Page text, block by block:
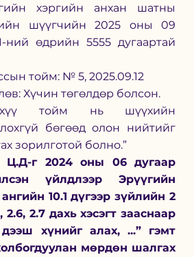
хэргийн анхан шатны
шүүгчийн 2025 оны 09
ний өдрийн 5555 дугаартай
тойм: № 5, 2025.09.12
Хүчин төгөлдөр болсон.
тойм нь шүүхийн
бөгөөд олон нийтийг
зорилготой болно.”
Ц.Д-г 2024 оны 06 дугаар
үйлдлээр Эрүүгийн
10.1 дүгээр зүйлийн 2
2.6, 2.7 дахь хэсэгт зааснаар
дээш хүнийг алах, ...” гэмт
мөрдөн шалгах